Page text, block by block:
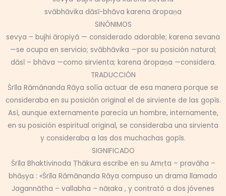
svābhāvika dāsī-bhāva karena āropaṇa
SINÓNIMOS
sevya – bujhi āropiyā — considerado adorable; karena sevana
—se ocupa en servicio; svābhāvika —por su posición natural;
dāsī – bhāva —como sirvienta; karena āropaṇa —considera.
TRADUCCIÓN
Śrīla Rāmānanda Rāya solía actuar de esa manera porque se
consideraba en su posición original el de sirviente de las gopīs.
Así, aunque externamente parecía un hombre, internamente,
en su posición espiritual original, se consideraba una sirvienta
y consideraba a las dos muchachas gopīs.
SIGNIFICADO
Śrīla Bhaktivinoda Ṭhākura escribe en su Amṛta – pravāha –
bhāṣya : «Śrīla Rāmānanda Rāya compuso un drama llamado
Jagannātha – vallabha – nāṭaka , y contrató a dos jóvenes